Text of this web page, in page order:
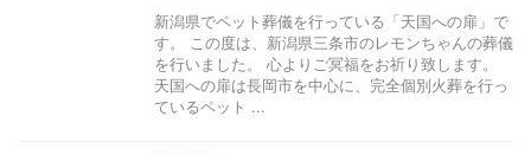
新潟県でペット葬儀を行っている「天国への扉」で
す。 この度は、新潟県三条市のレモンちゃんの葬儀
を行いました。 心よりご冥福をお祈り致します。
天国への扉は長岡市を中心に、完全個別火葬を行っ
ているペット ...